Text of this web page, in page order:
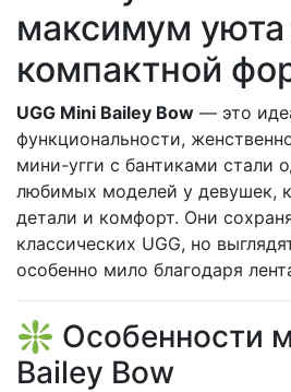
максимум уюта
компактной
UGG Mini Bailey Bow — это
функциональности,
мини-угги с бантиками стали
любимых моделей у девушек,
детали и комфорт. Они
классических UGG, но
особенно мило благодаря
❇️ Особенности
Bailey Bow